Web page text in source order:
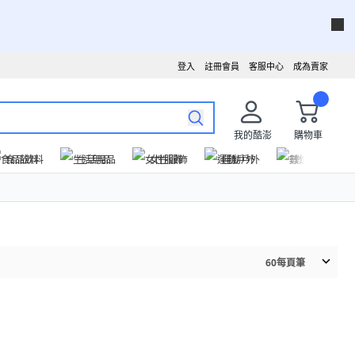
成為賣家
客服中心
註冊會員
登入
我的酷澎
購物車
食品飲料
生活用品 女性服飾 運動戶外 數位家電
60每頁筆